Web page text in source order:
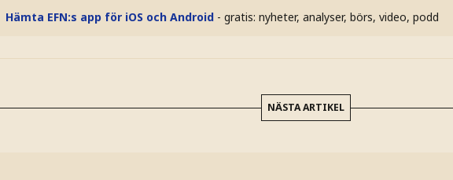
Hämta EFN:s app för iOS och Android - gratis: nyheter, analyser, börs, video, podd
NÄSTA ARTIKEL